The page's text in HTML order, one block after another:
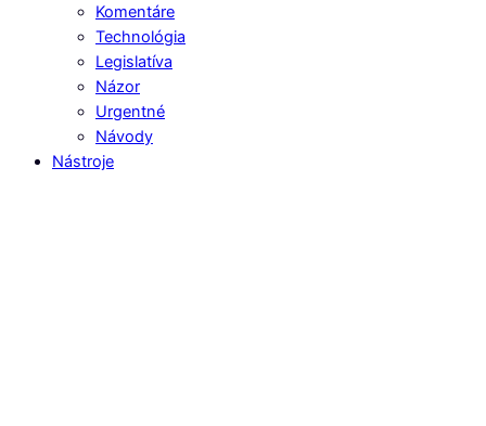
Komentáre
Technológia
Legislatíva
Názor
Urgentné
Návody
Nástroje